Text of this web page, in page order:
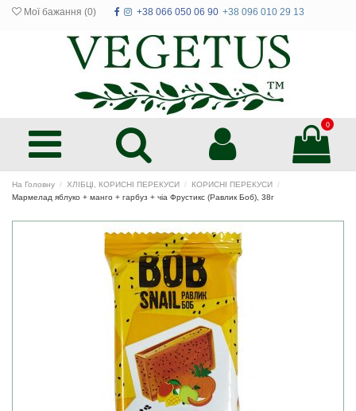
Мої бажання (0) +38 066 050 06 90 +38 096 010 29 13
0
На Головну ХЛІБЦІ, КОРИСНІ ПЕРЕКУСИ
КОРИСНІ ПЕРЕКУСИ
Мармелад яблуко + манго + гарбуз + чіа Фрустикс (Равлик Боб), 38г